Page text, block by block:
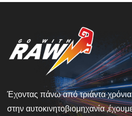
Έχοντας πάνω από τριάντα χρόνια
στην αυτοκινητοβιομηχανία